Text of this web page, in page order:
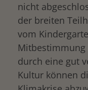
nicht
der breiten
vom
durch eine gut
Kultur können